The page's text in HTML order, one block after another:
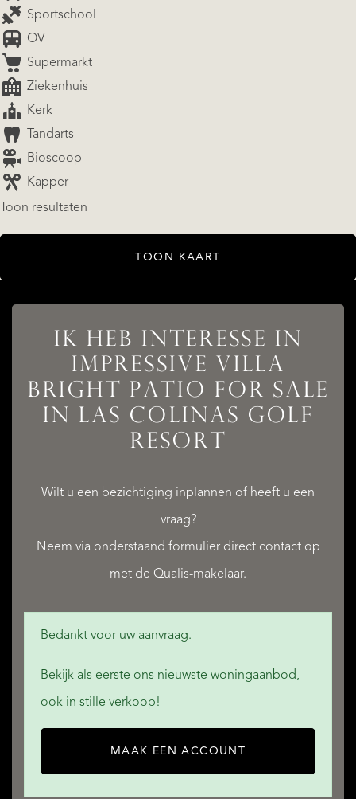
Sportschool
OV
Supermarkt
Ziekenhuis
Kerk
Tandarts
Bioscoop
Kapper
Toon resultaten
TOON KAART
IK HEB INTERESSE IN
IMPRESSIVE VILLA
BRIGHT PATIO FOR SALE
IN LAS COLINAS GOLF
RESORT
Wilt u een bezichtiging inplannen of heeft u een
vraag?
Neem via onderstaand formulier direct contact op
met de Qualis-makelaar.
Bedankt voor uw aanvraag.
Bekijk als eerste ons nieuwste woningaanbod,
ook in stille verkoop!
MAAK EEN ACCOUNT